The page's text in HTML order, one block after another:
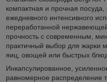
компактная и прочная
ежедневного интенсивного
переработанной
прочность с современным,
практичный выбор для жарки
яиц, овощей или быстрых
Инкапсулированное,
равномерное распределение